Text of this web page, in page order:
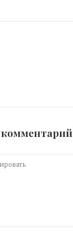
комментарий